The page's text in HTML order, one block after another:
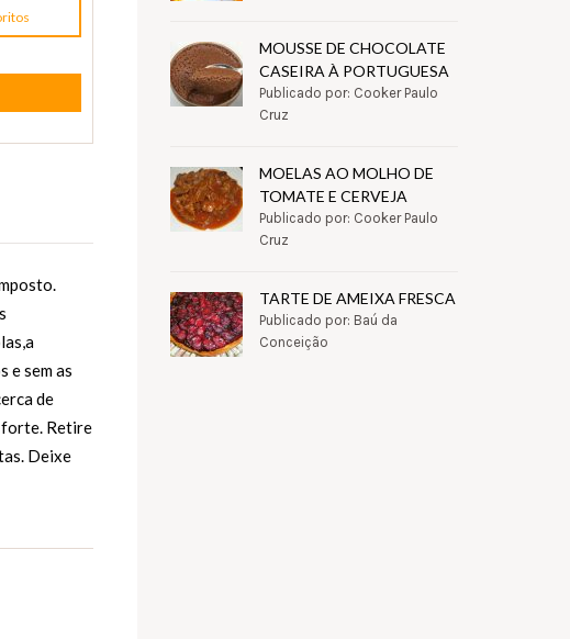
e sem as
de
forte. Retire
Deixe
MOUSSE DE CHOCOLATE
CASEIRA À PORTUGUESA
Publicado por: Cooker Paulo
Cruz
MOELAS AO MOLHO DE
TOMATE E CERVEJA
Publicado por: Cooker Paulo
Cruz
TARTE DE AMEIXA FRESCA
Publicado por: Baú da
Conceição